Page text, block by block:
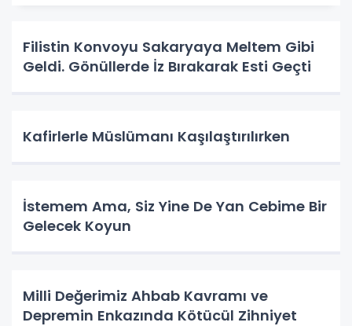
Filistin Konvoyu Sakaryaya Meltem Gibi
Geldi. Gönüllerde İz Bırakarak Esti Geçti
Kafirlerle Müslümanı Kaşılaştırılırken
İstemem Ama, Siz Yine De Yan Cebime Bir
Gelecek Koyun
Milli Değerimiz Ahbab Kavramı ve
Depremin Enkazında Kötücül Zihniyet